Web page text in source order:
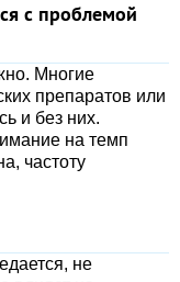
с проблемой
Многие
препаратов или
и без них.
на темп
частоту
не